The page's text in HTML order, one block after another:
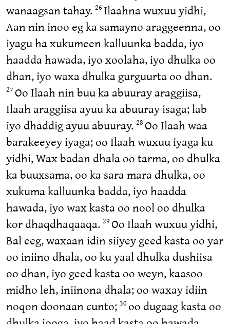
wanaagsan tahay. 26 Ilaahna wuxuu yidhi,
Aan nin inoo eg ka samayno araggeenna, oo
iyagu ha xukumeen kalluunka badda, iyo
haadda hawada, iyo xoolaha, iyo dhulka oo
dhan, iyo waxa dhulka gurguurta oo dhan.
27 Oo Ilaah nin buu ka abuuray araggiisa,
Ilaah araggiisa ayuu ka abuuray isaga; lab
iyo dhaddig ayuu abuuray. 28 Oo Ilaah waa
barakeeyey iyaga; oo Ilaah wuxuu iyaga ku
yidhi, Wax badan dhala oo tarma, oo dhulka
ka buuxsama, oo ka sara mara dhulka, oo
xukuma kalluunka badda, iyo haadda
hawada, iyo wax kasta oo nool oo dhulka
kor dhaqdhaqaaqa. 29 Oo Ilaah wuxuu yidhi,
Bal eeg, waxaan idin siiyey geed kasta oo yar
oo iniino dhala, oo ku yaal dhulka dushiisa
oo dhan, iyo geed kasta oo weyn, kaasoo
midho leh, iniinona dhala; oo waxay idiin
noqon doonaan cunto; 30 oo dugaag kasta oo